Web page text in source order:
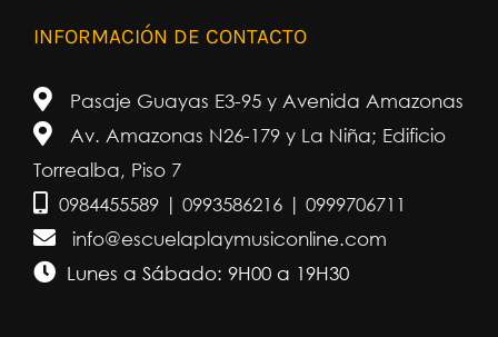
INFORMACIÓN DE CONTACTO
Pasaje Guayas E3-95 y Avenida Amazonas
Av. Amazonas N26-179 y La Niña; Edificio
Torrealba, Piso 7
0984455589 | 0993586216 | 0999706711
info@escuelaplaymusiconline.com
Lunes a Sábado: 9H00 a 19H30